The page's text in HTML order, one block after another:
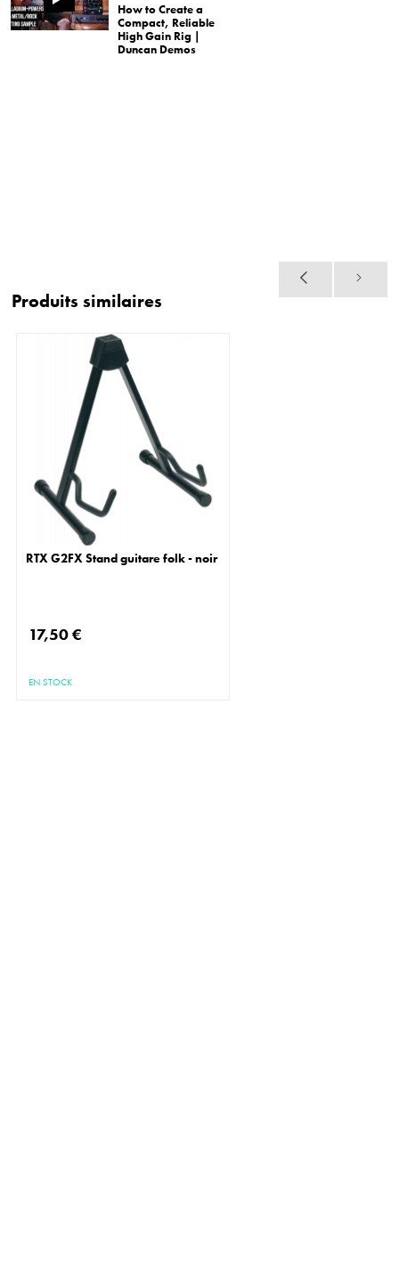
How to Create a
Compact, Reliable
High Gain Rig |
Duncan Demos
Produits similaires
RTX G2FX Stand guitare folk - noir
17,50 €
EN STOCK